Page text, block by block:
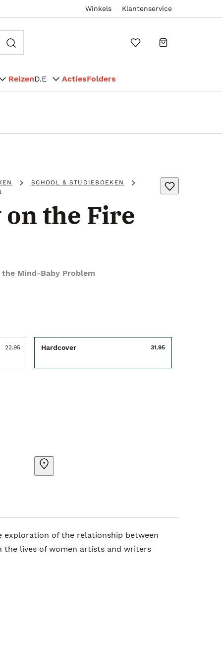
Winkels Klantenservice
ReizenD.E ActiesFolders
SCHOOL & STUDIEBOEKEN
the Fire
Mind-Baby Problem
22.95 Hardcover 31.95
exploration of the relationship between
lives of women artists and writers